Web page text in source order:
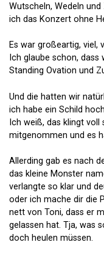
Wutscheln, Wedeln
ich das Konzert ohne
Es war großeartig, viel,
Ich glaube schon,
Standing Ovation und
Und die hatten wir
ich habe ein Schild
Ich weiß, das klingt
mitgenommen und es
Allerding gab es nach
das kleine Monster
verlangte so klar und
oder ich mache dir die
nett von Toni, dass er
gelassen hat. Tja, was
doch heulen müssen.